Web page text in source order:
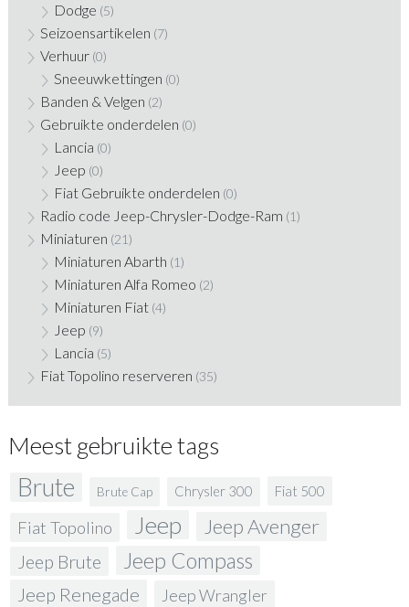
Dodge (5)
Seizoensartikelen (7)
Verhuur (0)
Sneeuwkettingen (0)
Banden & Velgen (2)
Gebruikte onderdelen (0)
Lancia (0)
Jeep (0)
Fiat Gebruikte onderdelen (0)
Radio code Jeep-Chrysler-Dodge-Ram (1)
Miniaturen (21)
Miniaturen Abarth (1)
Miniaturen Alfa Romeo (2)
Miniaturen Fiat (4)
Jeep (9)
Lancia (5)
Fiat Topolino reserveren (35)
Meest gebruikte tags
Brute Brute Cap Chrysler 300 Fiat 500
Fiat Topolino Jeep Jeep Avenger
Jeep Brute Jeep Compass
Jeep Renegade Jeep Wrangler